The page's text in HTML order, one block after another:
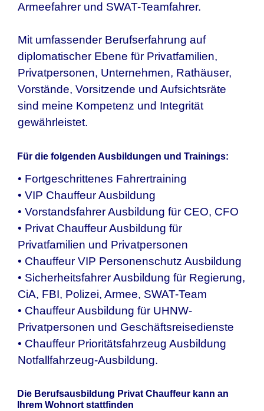
Armeefahrer und SWAT-Teamfahrer.
Mit umfassender Berufserfahrung auf
diplomatischer Ebene für Privatfamilien,
Privatpersonen, Unternehmen, Rathäuser,
Vorstände, Vorsitzende und Aufsichtsräte
sind meine Kompetenz und Integrität
gewährleistet.
Für die folgenden Ausbildungen und Trainings:
• Fortgeschrittenes Fahrertraining
• VIP Chauffeur Ausbildung
• Vorstandsfahrer Ausbildung für CEO, CFO
• Privat Chauffeur Ausbildung für
Privatfamilien und Privatpersonen
• Chauffeur VIP Personenschutz Ausbildung
• Sicherheitsfahrer Ausbildung für Regierung,
CiA, FBI, Polizei, Armee, SWAT-Team
• Chauffeur Ausbildung für UHNW-
Privatpersonen und Geschäftsreisedienste
• Chauffeur Prioritätsfahrzeug Ausbildung
Notfallfahrzeug-Ausbildung.
Die Berufsausbildung Privat Chauffeur kann an
Ihrem Wohnort stattfinden